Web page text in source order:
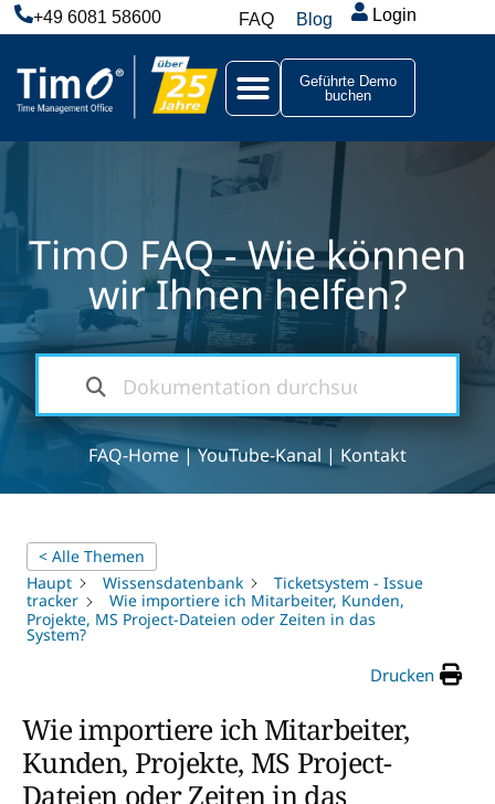
+49 6081 58600 FAQ Blog Login
Geführte Demo
buchen
TimO FAQ - Wie können
wir Ihnen helfen?
FAQ-Home|YouTube-Kanal | Kontakt
< Alle Themen
Haupt
Wissensdatenbank
Ticketsystem - Issue
tracker
Wie importiere ich Mitarbeiter, Kunden,
Projekte, MS Project-Dateien oder Zeiten in das
System?
Drucken
Wie importiere ich Mitarbeiter,
Kunden, Projekte, MS Project-
Dateien oder Zeiten in das